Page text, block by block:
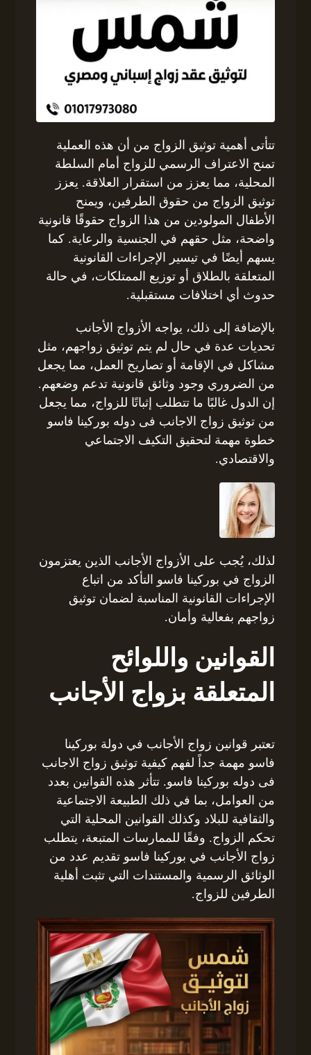
تتأتى أهمية توثيق الزواج من أن هذه العملية
تمنح الاعتراف الرسمي للزواج أمام السلطة
المحلية، مما يعزز من استقرار العلاقة. يعزز
توثيق الزواج من حقوق الطرفين، ويمنح
الأطفال المولودين من هذا الزواج حقوقًا قانونية
واضحة، مثل حقهم في الجنسية والرعاية. كما
يسهم أيضًا في تيسير الإجراءات القانونية
المتعلقة بالطلاق أو توزيع الممتلكات، في حالة
حدوث أي اختلافات مستقبلية.
بالإضافة إلى ذلك، يواجه الأزواج الأجانب
تحديات عدة في حال لم يتم توثيق زواجهم، مثل
مشاكل في الإقامة أو تصاريح العمل، مما يجعل
من الضروري وجود وثائق قانونية تدعم وضعهم.
إن الدول غالبًا ما تتطلب إثباتًا للزواج، مما يجعل
من توثيق زواج الاجانب فى دوله بوركينا فاسو
خطوة مهمة لتحقيق التكيف الاجتماعي
والاقتصادي.
لذلك، يُجب على الأزواج الأجانب الذين يعتزمون
الزواج في بوركينا فاسو التأكد من اتباع
الإجراءات القانونية المناسبة لضمان توثيق
زواجهم بفعالية وأمان.
القوانين واللوائح
المتعلقة بزواج الأجانب
تعتبر قوانين زواج الأجانب في دولة بوركينا
فاسو مهمة جداً لفهم كيفية توثيق زواج الاجانب
فى دوله بوركينا فاسو. تتأثر هذه القوانين بعدد
من العوامل، بما في ذلك الطبيعة الاجتماعية
والثقافية للبلاد وكذلك القوانين المحلية التي
تحكم الزواج. وفقًا للممارسات المتبعة، يتطلب
زواج الأجانب في بوركينا فاسو تقديم عدد من
الوثائق الرسمية والمستندات التي تثبت أهلية
الطرفين للزواج.